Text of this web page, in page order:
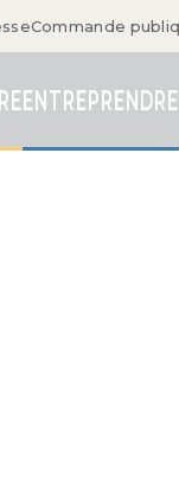
Commande
ENTREPRENDRE